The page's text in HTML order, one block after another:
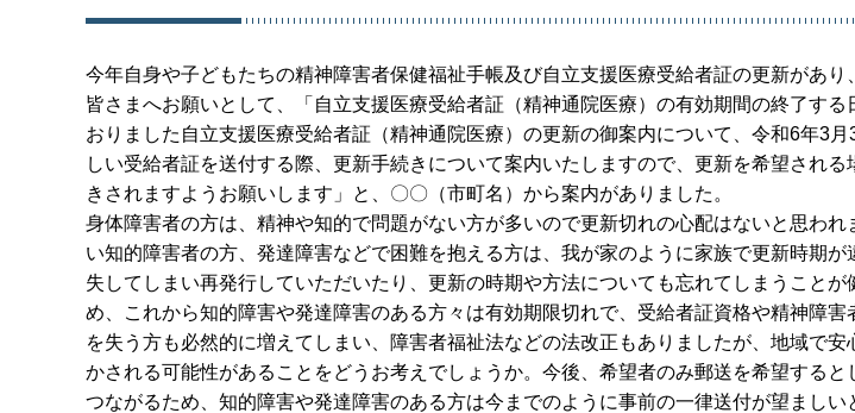
今年自身や子どもたちの精神障害者保健福祉手帳及び自立支援医療受給者証の更新があり
皆さまへお願いとして、「自立支援医療受給者証（精神通院医療）の有効期間の終了す
おりました自立支援医療受給者証（精神通院医療）の更新の御案内について、令和6年3
しい受給者証を送付する際、更新手続きについて案内いたしますので、更新を希望され
きされますようお願いします」と、〇〇（市町名）から案内がありました。
身体障害者の方は、精神や知的で問題がない方が多いので更新切れの心配はないと思わ
い知的障害者の方、発達障害などで困難を抱える方は、我が家のように家族で更新時期
失してしまい再発行していただいたり、更新の時期や方法についても忘れてしまうこと
め、これから知的障害や発達障害のある方々は有効期限切れで、受給者証資格や精神障
を失う方も必然的に増えてしまい、障害者福祉法などの法改正もありましたが、地域で
かされる可能性があることをどうお考えでしょうか。今後、希望者のみ郵送を希望すると
つながるため、知的障害や発達障害のある方は今までのように事前の一律送付が望まし